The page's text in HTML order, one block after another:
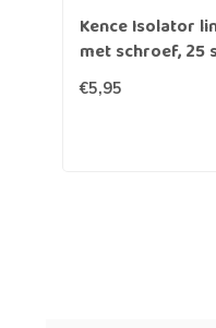
Kence Isolator
met schroef, 25
€5,95